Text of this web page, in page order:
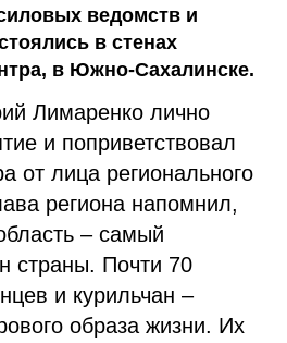
ведомств и
в стенах
в Южно-Сахалинске.
Лимаренко лично
и поприветствовал
от лица регионального
региона напомнил,
– самый
страны. Почти 70
и курильчан –
образа жизни. Их